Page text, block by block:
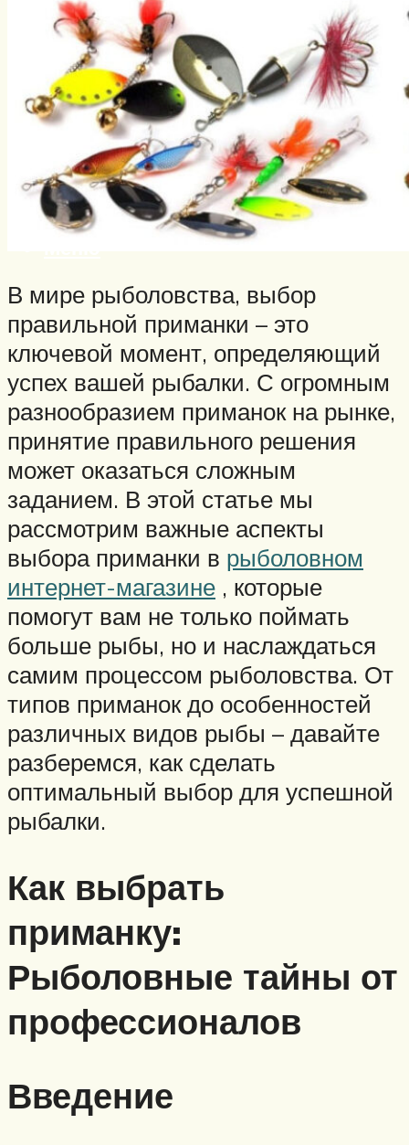
Нахлыст
Снаряжение
Эхолоты
Лодки и моторы
Узлы
Рецепты
Разное
В мире рыболовства, выбор
правильной приманки – это
ключевой момент, определяющий
успех вашей рыбалки. С огромным
разнообразием приманок на рынке,
принятие правильного решения
может оказаться сложным
заданием. В этой статье мы
рассмотрим важные аспекты
выбора приманки в рыболовном
интернет-магазине , которые
помогут вам не только поймать
больше рыбы, но и наслаждаться
самим процессом рыболовства. От
типов приманок до особенностей
различных видов рыбы – давайте
разберемся, как сделать
оптимальный выбор для успешной
рыбалки.
Как выбрать
приманку:
Рыболовные тайны от
профессионалов
Введение